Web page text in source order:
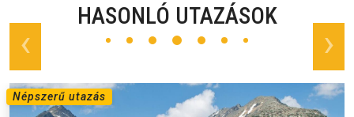
HASONLÓ UTAZÁSOK
Népszerű utazás